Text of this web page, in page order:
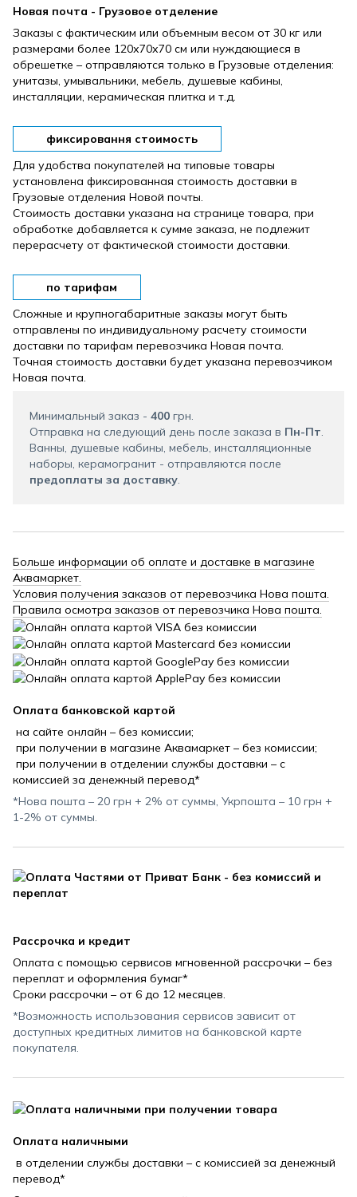
Новая почта - Грузовое отделение
Заказы с фактическим или объемным весом от 30 кг или
размерами более 120х70х70 см или нуждающиеся в
обрешетке – отправляются только в Грузовые отделения:
унитазы, умывальники, мебель, душевые кабины,
инсталляции, керамическая плитка и т.д.
фиксировання стоимость
Для удобства покупателей на типовые товары
установлена ​​фиксированная стоимость доставки в
Грузовые отделения Новой почты.
Стоимость доставки указана на странице товара, при
обработке добавляется к сумме заказа, не подлежит
перерасчету от фактической стоимости доставки.
по тарифам
Сложные и крупногабаритные заказы могут быть
отправлены по индивидуальному расчету стоимости
доставки по тарифам перевозчика Новая почта.
Точная стоимость доставки будет указана перевозчиком
Новая почта.
Минимальный заказ - 400 грн.
Отправка на следующий день после заказа в Пн-Пт.
Ванны, душевые кабины, мебель, инсталляционные
наборы, керамогранит - отправляются после
предоплаты за доставку.
Больше информации об оплате и доставке в магазине
Аквамаркет.
Условия получения заказов от перевозчика Нова пошта.
Правила осмотра заказов от перевозчика Нова пошта.
Оплата банковской картой
на сайте онлайн – без комиссии;
при получении в магазине Аквамаркет – без комиссии;
при получении в отделении службы доставки – с
комиссией за денежный перевод*
*Нова пошта – 20 грн + 2% от суммы, Укрпошта – 10 грн +
1-2% от суммы.
Рассрочка и кредит
Оплата с помощью сервисов мгновенной рассрочки – без
переплат и оформления бумаг*
Сроки рассрочки – от 6 до 12 месяцев.
*Возможность использования сервисов зависит от
доступных кредитных лимитов на банковской карте
покупателя.
Оплата наличными
в отделении службы доставки – с комиссией за денежный
перевод*